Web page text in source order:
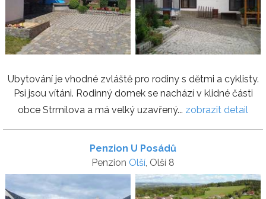
Ubytování je vhodné zvláště pro rodiny s dětmi a cyklisty.
Psi jsou vítáni. Rodinný domek se nachází v klidné části
obce Strmilova a má velký uzavřený... zobrazit detail
Penzion U Posádů
Penzion Olší, Olší 8